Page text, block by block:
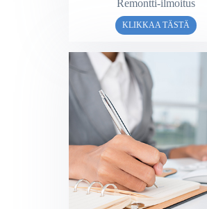
Remontti-ilmoitus
KLIKKAA TÄSTÄ